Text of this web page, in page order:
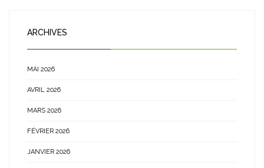
ARCHIVES
MAI 2026
AVRIL 2026
MARS 2026
FÉVRIER 2026
JANVIER 2026